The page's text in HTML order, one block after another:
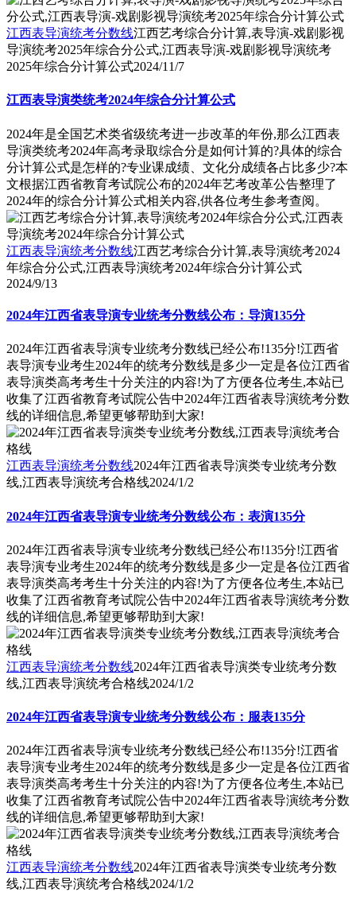
江西表导演统考分数线江西艺考综合分计算,表导演-戏剧影视
导演统考2025年综合分公式,江西表导演-戏剧影视导演统考
2025年综合分计算公式2024/11/7
江西表导演类统考2024年综合分计算公式
2024年是全国艺术类省级统考进一步改革的年份,那么江西表
导演类统考2024年高考录取综合分是如何计算的?具体的综合
分计算公式是怎样的?专业课成绩、文化分成绩各占比多少?本
文根据江西省教育考试院公布的2024年艺考改革公告整理了
2024年的综合分计算公式相关内容,供各位考生参考查阅。
江西表导演统考分数线江西艺考综合分计算,表导演统考2024
年综合分公式,江西表导演统考2024年综合分计算公式
2024/9/13
2024年江西省表导演专业统考分数线公布：导演135分
2024年江西省表导演专业统考分数线已经公布!135分!江西省
表导演专业考生2024年的统考分数线是多少一定是各位江西省
表导演类高考考生十分关注的内容!为了方便各位考生,本站已
收集了江西省教育考试院公告中2024年江西省表导演统考分数
线的详细信息,希望更够帮助到大家!
江西表导演统考分数线2024年江西省表导演类专业统考分数
线,江西表导演统考合格线2024/1/2
2024年江西省表导演专业统考分数线公布：表演135分
2024年江西省表导演专业统考分数线已经公布!135分!江西省
表导演专业考生2024年的统考分数线是多少一定是各位江西省
表导演类高考考生十分关注的内容!为了方便各位考生,本站已
收集了江西省教育考试院公告中2024年江西省表导演统考分数
线的详细信息,希望更够帮助到大家!
江西表导演统考分数线2024年江西省表导演类专业统考分数
线,江西表导演统考合格线2024/1/2
2024年江西省表导演专业统考分数线公布：服表135分
2024年江西省表导演专业统考分数线已经公布!135分!江西省
表导演专业考生2024年的统考分数线是多少一定是各位江西省
表导演类高考考生十分关注的内容!为了方便各位考生,本站已
收集了江西省教育考试院公告中2024年江西省表导演统考分数
线的详细信息,希望更够帮助到大家!
江西表导演统考分数线2024年江西省表导演类专业统考分数
线,江西表导演统考合格线2024/1/2